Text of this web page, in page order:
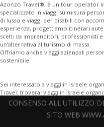
CONSENSO ALL'UTILIZZO
SITO WEB
Azonzo Travel®, è un tour operator
specializzato in viaggi su misura
di lusso e viaggi per disabili con
esperienza, progettiamo itinerari
scelti da imprenditori, professionisti
un'alternativa al turismo di massa.
Offriamo anche viaggi aziendali
sostenibile.
Sei interessato a viaggi in Israele
Travel: troverai viaggi in Israele
viaggi in Israele su misura,
Offriamo una vasta gamma di